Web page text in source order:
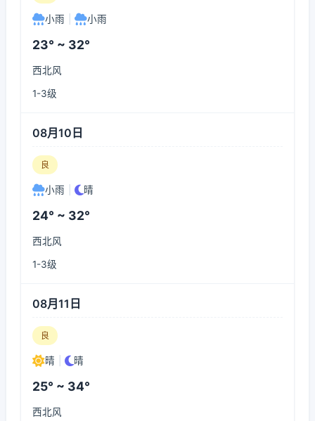
小雨 小雨
23° ~ 32°
西北风
1-3级
08月10日
良
小雨 晴
24° ~ 32°
西北风
1-3级
08月11日
良
晴 晴
25° ~ 34°
西北风